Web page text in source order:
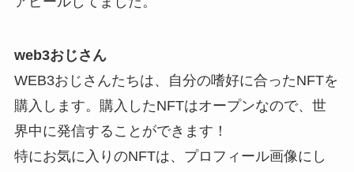
web3おじさん
WEB3おじさんたちは、自分の嗜好に合ったNFTを
購入します。購入したNFTはオープンなので、世
界中に発信することができます！
特にお気に入りのNFTは、プロフィール画像にし